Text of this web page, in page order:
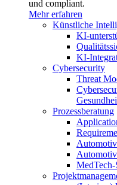
und compliant.
Mehr erfahren
Künstliche
KI-
KI-
Cybersecurity
Threat
Prozessberatung